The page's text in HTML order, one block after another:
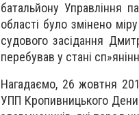
батальйону Управління
області було змінено
судового засідання
перебував у стані
Нагадаємо, 26 жовтня
УПП Кропивницького